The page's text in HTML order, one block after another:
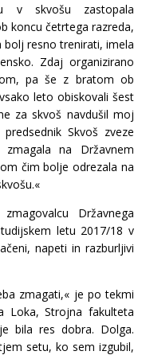
v skvošu zastopala
koncu četrtega razreda,
resno trenirati, imela
Zdaj organizirano
pa še z bratom ob
leto obiskovali šest
za skvoš navdušil moj
Skvoš zveze
na Državnem
čim bolje odrezala na
Državnega
letu 2017/18 v
napeti in razburljivi
zmagati,« je po tekmi
Loka, Strojna fakulteta
bila res dobra. Dolga.
setu, ko sem izgubil,